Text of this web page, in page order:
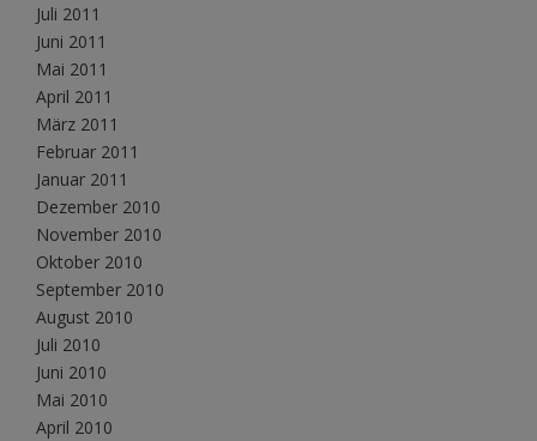
Juli 2011
Juni 2011
Mai 2011
April 2011
März 2011
Februar 2011
Januar 2011
Dezember 2010
November 2010
Oktober 2010
September 2010
August 2010
Juli 2010
Juni 2010
Mai 2010
April 2010